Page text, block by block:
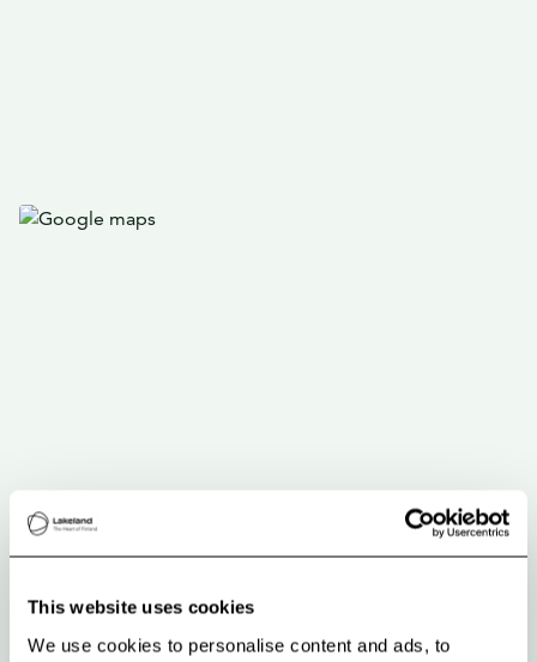
This website uses cookies
We use cookies to personalise content and ads, to